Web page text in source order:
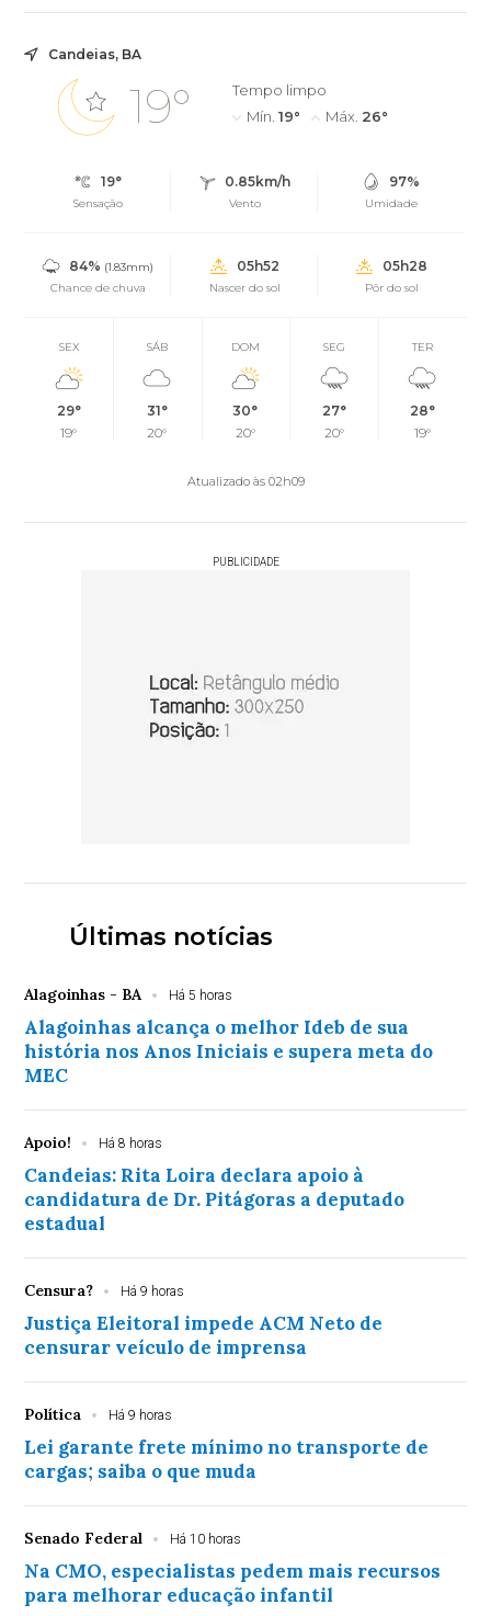
Candeias, BA
19°
Tempo limpo
Mín. 19° Máx. 26°
19°
Sensação
0.85km/h
Vento
97%
Umidade
84% (1.83mm)
Chance de chuva
05h52
Nascer do sol
05h28
Pôr do sol
SEX
29°
19°
SÁB
31°
20°
DOM
30°
20°
SEG
27°
20°
TER
28°
19°
Atualizado às 02h09
PUBLICIDADE
Últimas notícias
Alagoinhas - BA Há 5 horas
Alagoinhas alcança o melhor Ideb de sua
história nos Anos Iniciais e supera meta do
MEC
Apoio! Há 8 horas
Candeias: Rita Loira declara apoio à
candidatura de Dr. Pitágoras a deputado
estadual
Censura? Há 9 horas
Justiça Eleitoral impede ACM Neto de
censurar veículo de imprensa
Política Há 9 horas
Lei garante frete mínimo no transporte de
cargas; saiba o que muda
Senado Federal Há 10 horas
Na CMO, especialistas pedem mais recursos
para melhorar educação infantil